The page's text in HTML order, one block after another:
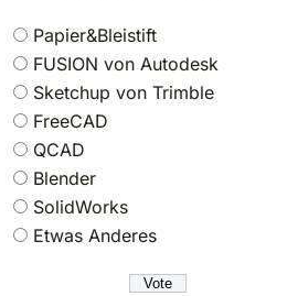
Papier&Bleistift
FUSION von Autodesk
Sketchup von Trimble
FreeCAD
QCAD
Blender
SolidWorks
Etwas Anderes